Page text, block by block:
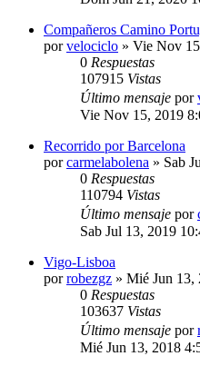
Compañeros Camino
porvelociclo » Vie Nov
0 Respuestas
107915 Vistas
Último mensaje por
Vie Nov 15, 2019
Recorrido por Barcelona
porcarmelabolena » Sab
0 Respuestas
110794 Vistas
Último mensaje por
Sab Jul 13, 2019
Vigo-Lisboa
porrobezgz » Mié Jun 13,
0 Respuestas
103637 Vistas
Último mensaje por
Mié Jun 13, 2018